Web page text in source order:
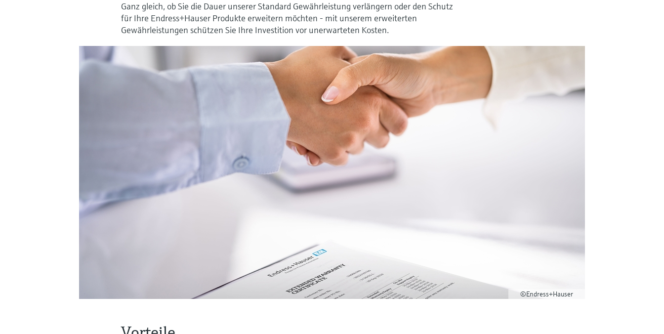
Ganz gleich, ob Sie die Dauer unserer Standard Gewährleistung verlängern oder den Schutz
für Ihre Endress+Hauser Produkte erweitern möchten - mit unserem erweiterten
Gewährleistungen schützen Sie Ihre Investition vor unerwarteten Kosten.
©Endress+Hauser